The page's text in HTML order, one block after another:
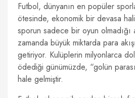
Futbol, dünyanın en popüler
ötesinde, ekonomik bir devasa
sporun sadece bir oyun olmadığı
zamanda büyük miktarda para
getiriyor. Kulüplerin milyonlarca
ödediği günümüzde, “golün
hale gelmiştir.